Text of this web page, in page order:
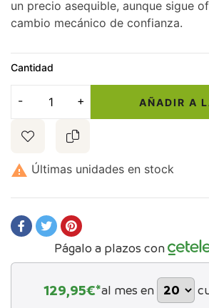
un precio asequible, aunque sigue
cambio mecánico de confianza.
Cantidad
AÑADIR A
 Últimas unidades en stock
Págalo a plazos con
129,95€*al mes en